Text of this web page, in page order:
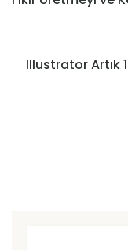
Illustrator Artık